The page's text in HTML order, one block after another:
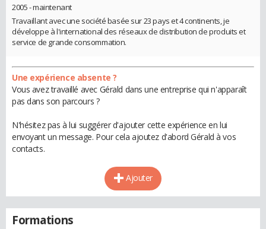
2005 - maintenant
Travaillant avec une société basée sur 23 pays et 4 continents, je
développe à l'international des réseaux de distribution de produits et
service de grande consommation.
Une expérience absente ?
Vous avez travaillé avec Gérald dans une entreprise qui n'apparaît
pas dans son parcours ?
N'hésitez pas à lui suggérer d'ajouter cette expérience en lui
envoyant un message. Pour cela ajoutez d'abord Gérald à vos
contacts.
Ajouter
Formations